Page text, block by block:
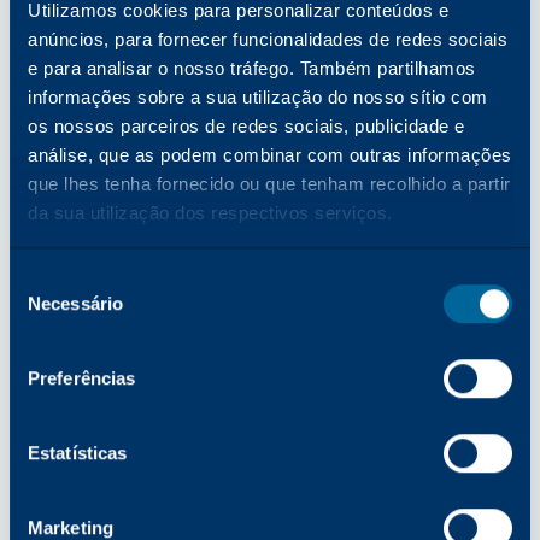
Utilizamos cookies para personalizar conteúdos e
anúncios, para fornecer funcionalidades de redes sociais
e para analisar o nosso tráfego. Também partilhamos
informações sobre a sua utilização do nosso sítio com
os nossos parceiros de redes sociais, publicidade e
análise, que as podem combinar com outras informações
que lhes tenha fornecido ou que tenham recolhido a partir
da sua utilização dos respectivos serviços.
Necessário
Preferências
Estatísticas
Marketing
Ideal para grupos de trabalho médios a
grandes